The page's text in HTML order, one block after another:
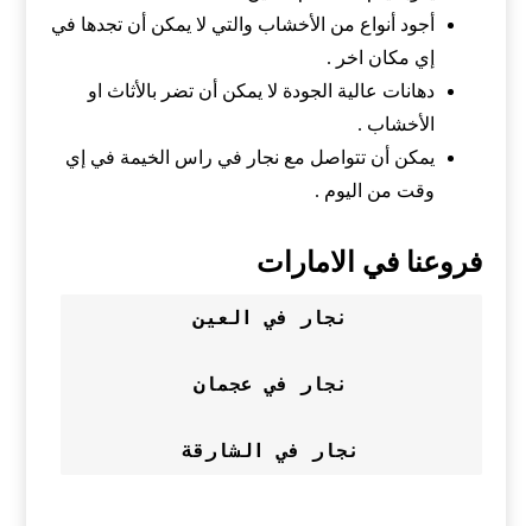
أجود أنواع من الأخشاب والتي لا يمكن أن تجدها في
إي مكان اخر .
دهانات عالية الجودة لا يمكن أن تضر بالأثاث او
الأخشاب .
يمكن أن تتواصل مع نجار في راس الخيمة في إي
وقت من اليوم .
فروعنا في الامارات
نجار في العين
نجار في عجمان
نجار في الشارقة